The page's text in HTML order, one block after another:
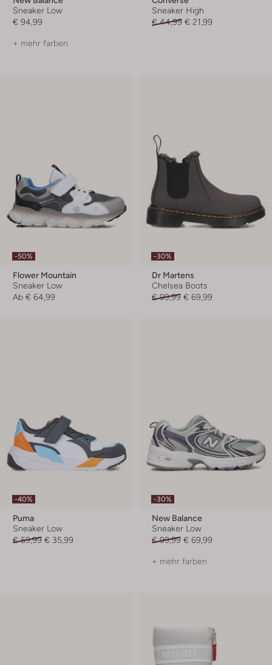
Sneaker Low
€ 94,99
+ mehr farben
Sneaker High
€ 44,99 € 21,99
-50%
Flower Mountain
Sneaker Low
Ab € 64,99
-30%
Dr Martens
Chelsea Boots
€ 99,99 € 69,99
-40%
Puma
Sneaker Low
€ 59,99 € 35,99
-30%
New Balance
Sneaker Low
€ 99,99 € 69,99
+ mehr farben